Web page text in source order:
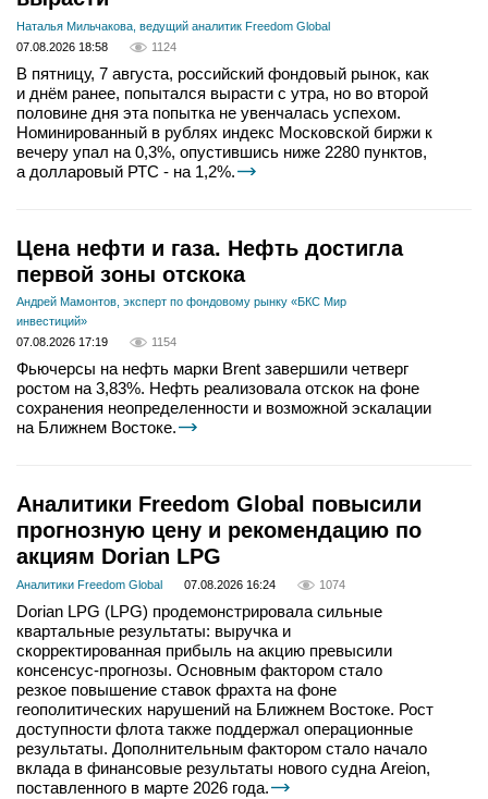
Наталья Мильчакова, ведущий аналитик Freedom Global
07.08.2026 18:58
1124
В пятницу, 7 августа, российский фондовый рынок, как
и днём ранее, попытался вырасти с утра, но во второй
половине дня эта попытка не увенчалась успехом.
Номинированный в рублях индекс Московской биржи к
вечеру упал на 0,3%, опустившись ниже 2280 пунктов,
а долларовый РТС - на 1,2%.
Цена нефти и газа. Нефть достигла
первой зоны отскока
Андрей Мамонтов, эксперт по фондовому рынку «БКС Мир
инвестиций»
07.08.2026 17:19
1154
Фьючерсы на нефть марки Brent завершили четверг
ростом на 3,83%. Нефть реализовала отскок на фоне
сохранения неопределенности и возможной эскалации
на Ближнем Востоке.
Аналитики Freedom Global повысили
прогнозную цену и рекомендацию по
акциям Dorian LPG
Аналитики Freedom Global 07.08.2026 16:24 1074
Dorian LPG (LPG) продемонстрировала сильные
квартальные результаты: выручка и
скорректированная прибыль на акцию превысили
консенсус-прогнозы. Основным фактором стало
резкое повышение ставок фрахта на фоне
геополитических нарушений на Ближнем Востоке. Рост
доступности флота также поддержал операционные
результаты. Дополнительным фактором стало начало
вклада в финансовые результаты нового судна Areion,
поставленного в марте 2026 года.